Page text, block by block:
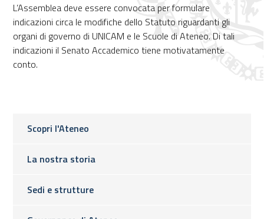
Scopri l'Ateneo
La nostra storia
Sedi e strutture
L’Assemblea deve essere convocata per formulare
indicazioni circa le modifiche dello Statuto riguardanti gli
organi di governo di UNICAM e le Scuole di Ateneo. Di tali
indicazioni il Senato Accademico tiene motivatamente
conto.